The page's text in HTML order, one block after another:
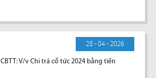
28 - 04 - 2026
CBTT: V/v Chi trả cổ tức 2024 bằng tiền